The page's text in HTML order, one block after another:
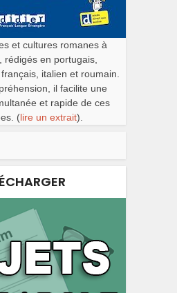
et cultures romanes à
en portugais,
italien et roumain.
il facilite une
et rapide de ces
(lire un extrait).